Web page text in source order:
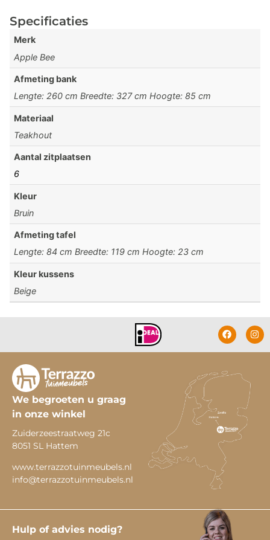
Specificaties
Merk
Apple Bee
Afmeting bank
Lengte: 260 cm Breedte: 327 cm Hoogte: 85 cm
Materiaal
Teakhout
Aantal zitplaatsen
6
Kleur
Bruin
Afmeting tafel
Lengte: 84 cm Breedte: 119 cm Hoogte: 23 cm
Kleur kussens
Beige
We begroeten u graag
in onze winkel
Zuiderzeestraatweg 21c
8051 SL Hattem
www.terrazzotuinmeubels.nl
info@terrazzotuinmeubels.nl
Hulp of advies nodig?